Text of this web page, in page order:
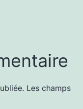
Les champs